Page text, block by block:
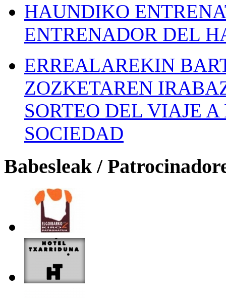
HAUNDIKO
ENTRENADOR DEL
ERREALAREKIN
ZOZKETAREN
SORTEO DEL VIAJE
SOCIEDAD
Babesleak /